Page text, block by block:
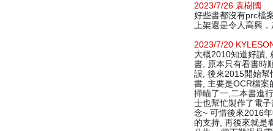
2023/7/26 袁樹國
好些書都沒有prc檔
上架還是令人高興，
2023/7/20
大概2010知道好讀,
書, 原本只有看書時
誤, 後來2015開始幫
書, 主要是OCR檔案
掃瞄了一,二本書進
士也幫忙製作了電
念~ 可惜後來2016
的支持, 再後來就是